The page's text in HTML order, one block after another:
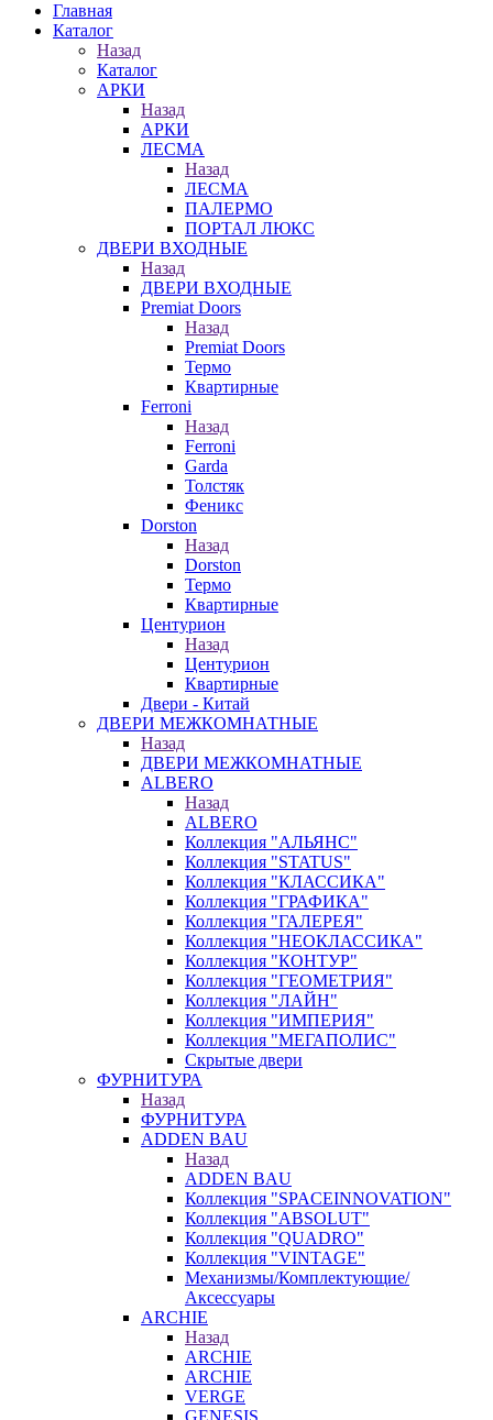
Главная
Каталог
Назад
Каталог
АРКИ
Назад
АРКИ
ЛЕСМА
Назад
ЛЕСМА
ПАЛЕРМО
ПОРТАЛ ЛЮКС
ДВЕРИ ВХОДНЫЕ
Назад
ДВЕРИ ВХОДНЫЕ
Premiat Doors
Назад
Premiat Doors
Термо
Квартирные
Ferroni
Назад
Ferroni
Garda
Толстяк
Феникс
Dorston
Назад
Dorston
Термо
Квартирные
Центурион
Назад
Центурион
Квартирные
Двери - Китай
ДВЕРИ МЕЖКОМНАТНЫЕ
Назад
ДВЕРИ МЕЖКОМНАТНЫЕ
ALBERO
Назад
ALBERO
Коллекция "АЛЬЯНС"
Коллекция "STATUS"
Коллекция "КЛАССИКА"
Коллекция "ГРАФИКА"
Коллекция "ГАЛЕРЕЯ"
Коллекция "НЕОКЛАССИКА"
Коллекция "КОНТУР"
Коллекция "ГЕОМЕТРИЯ"
Коллекция "ЛАЙН"
Коллекция "ИМПЕРИЯ"
Коллекция "МЕГАПОЛИС"
Скрытые двери
ФУРНИТУРА
Назад
ФУРНИТУРА
ADDEN BAU
Назад
ADDEN BAU
Коллекция "SPACEINNOVATION"
Коллекция "ABSOLUT"
Коллекция "QUADRO"
Коллекция "VINTAGE"
Механизмы/Комплектующие/
Аксессуары
ARCHIE
Назад
ARCHIE
ARCHIE
VERGE
GENESIS